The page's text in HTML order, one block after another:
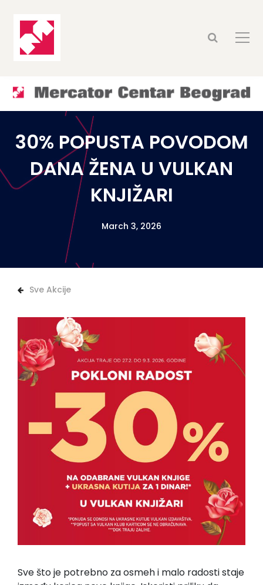
30% POPUSTA POVODOM
DANA ŽENA U VULKAN
KNJIŽARI
March 3, 2026
Sve Akcije
Sve što je potrebno za osmeh i malo radosti staje